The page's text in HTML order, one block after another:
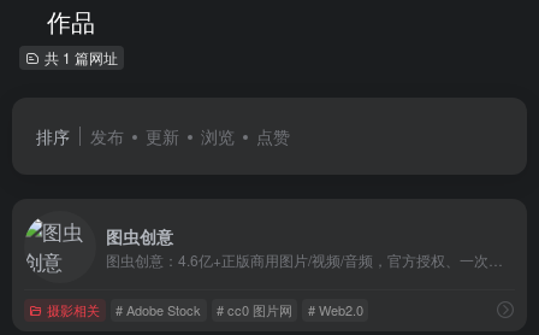
作品
共 1 篇网址
排序 发布 更新 浏览 点赞
图虫创意
摄影相关 # Adobe Stock # cc0 图片网 # Web2.0